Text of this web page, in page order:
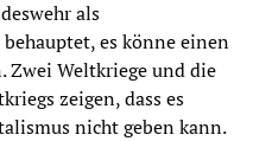
als
es könne einen
Zwei Weltkriege und die
zeigen, dass es
nicht geben kann.